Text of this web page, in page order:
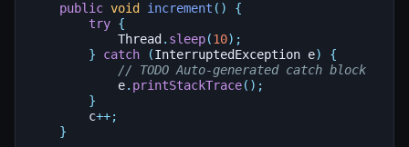
public void increment ()
{
try {
Thread . sleep(10);
}
catch (InterruptedException e)
{
// TODO Auto-generated catch block
e. printStackTrace();
}
c++;
}